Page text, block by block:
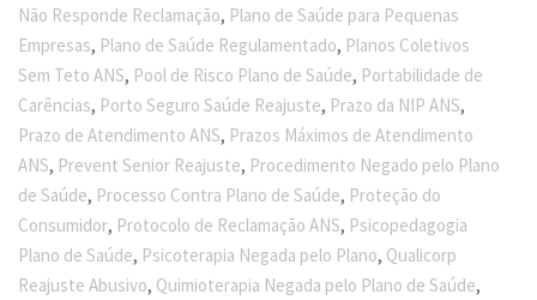
Não Responde Reclamação, Plano de Saúde para Pequenas
Empresas, Plano de Saúde Regulamentado, Planos Coletivos
Sem Teto ANS, Pool de Risco Plano de Saúde, Portabilidade de
Carências, Porto Seguro Saúde Reajuste, Prazo da NIP ANS,
Prazo de Atendimento ANS, Prazos Máximos de Atendimento
ANS, Prevent Senior Reajuste, Procedimento Negado pelo Plano
de Saúde, Processo Contra Plano de Saúde, Proteção do
Consumidor, Protocolo de Reclamação ANS, Psicopedagogia
Plano de Saúde, Psicoterapia Negada pelo Plano, Qualicorp
Reajuste Abusivo, Quimioterapia Negada pelo Plano de Saúde,